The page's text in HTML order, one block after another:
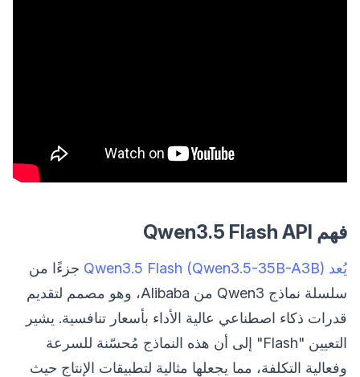
فهم Qwen3.5 Flash API
يُعد Qwen3.5 Flash (Qwen3.5-35B-A3B)
جزءًا من
سلسلة نماذج Qwen3 من Alibaba، وهو مصمم لتقديم
قدرات ذكاء اصطناعي عالية الأداء بأسعار تنافسية. يشير
التعيين "Flash" إلى أن هذه النماذج مُحسّنة للسرعة
وفعالية التكلفة، مما يجعلها مثالية لتطبيقات الإنتاج حيث